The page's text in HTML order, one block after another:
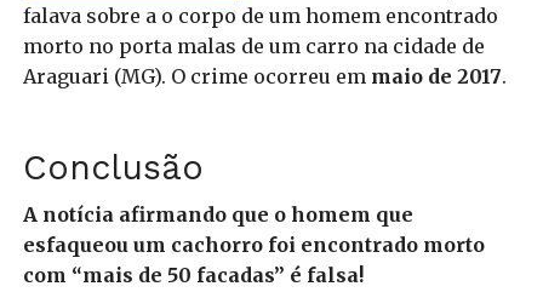
falava sobre a o corpo de um homem encontrado
morto no porta malas de um carro na cidade de
Araguari (MG). O crime ocorreu emmaio de 2017.
Conclusão
A notícia afirmando que o homem que
esfaqueou um cachorro foi encontrado morto
com “mais de 50 facadas” é falsa!